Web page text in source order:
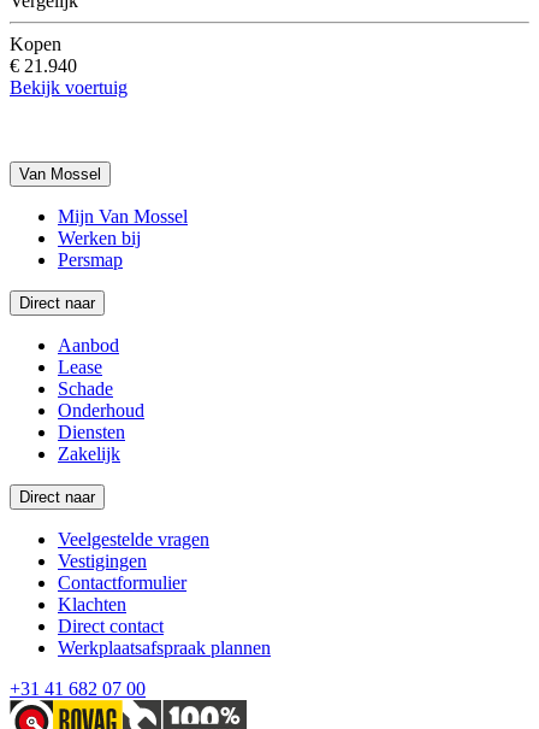
Kopen
€ 21.940
Bekijk voertuig
Van Mossel
Mijn Van Mossel
Werken bij
Persmap
Direct naar
Aanbod
Lease
Schade
Onderhoud
Diensten
Zakelijk
Direct naar
Veelgestelde vragen
Vestigingen
Contactformulier
Klachten
Direct contact
Werkplaatsafspraak plannen
+31 41 682 07 00